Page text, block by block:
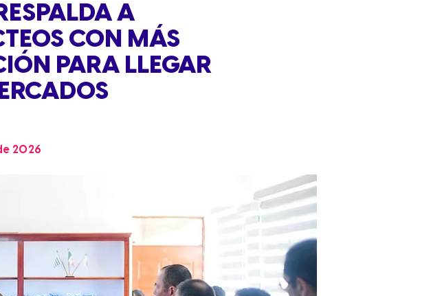
A
CON MÁS
PARA LLEGAR
2026